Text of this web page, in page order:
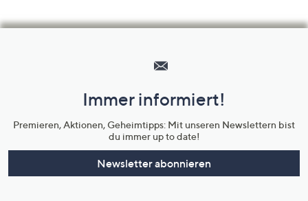
Unternehmensinformationen
Immer informiert!
Premieren, Aktionen, Geheimtipps: Mit unseren Newslettern bist
du immer up to date!
Newsletter abonnieren